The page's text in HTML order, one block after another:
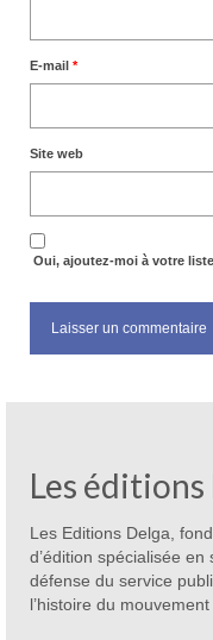
E-mail *
Site web
Oui, ajoutez-moi à votre
Les éditions
Les Editions Delga,
d’édition spécialisée
défense du service
l’histoire du